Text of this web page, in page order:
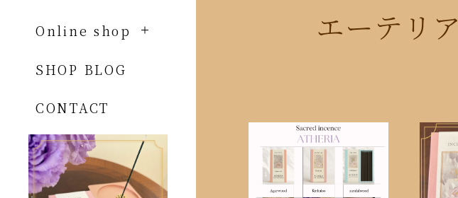
Online shop
SHOP BLOG
CONTACT
エーテリ